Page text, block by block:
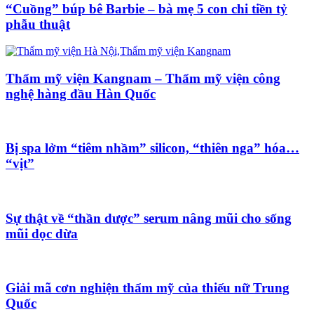
“Cuồng” búp bê Barbie – bà mẹ 5 con chi tiền tỷ
phẫu thuật
Thẩm mỹ viện Kangnam – Thẩm mỹ viện công
nghệ hàng đầu Hàn Quốc
Bị spa lởm “tiêm nhầm” silicon, “thiên nga” hóa…
“vịt”
Sự thật về “thần dược” serum nâng mũi cho sống
mũi dọc dừa
Giải mã cơn nghiện thẩm mỹ của thiếu nữ Trung
Quốc